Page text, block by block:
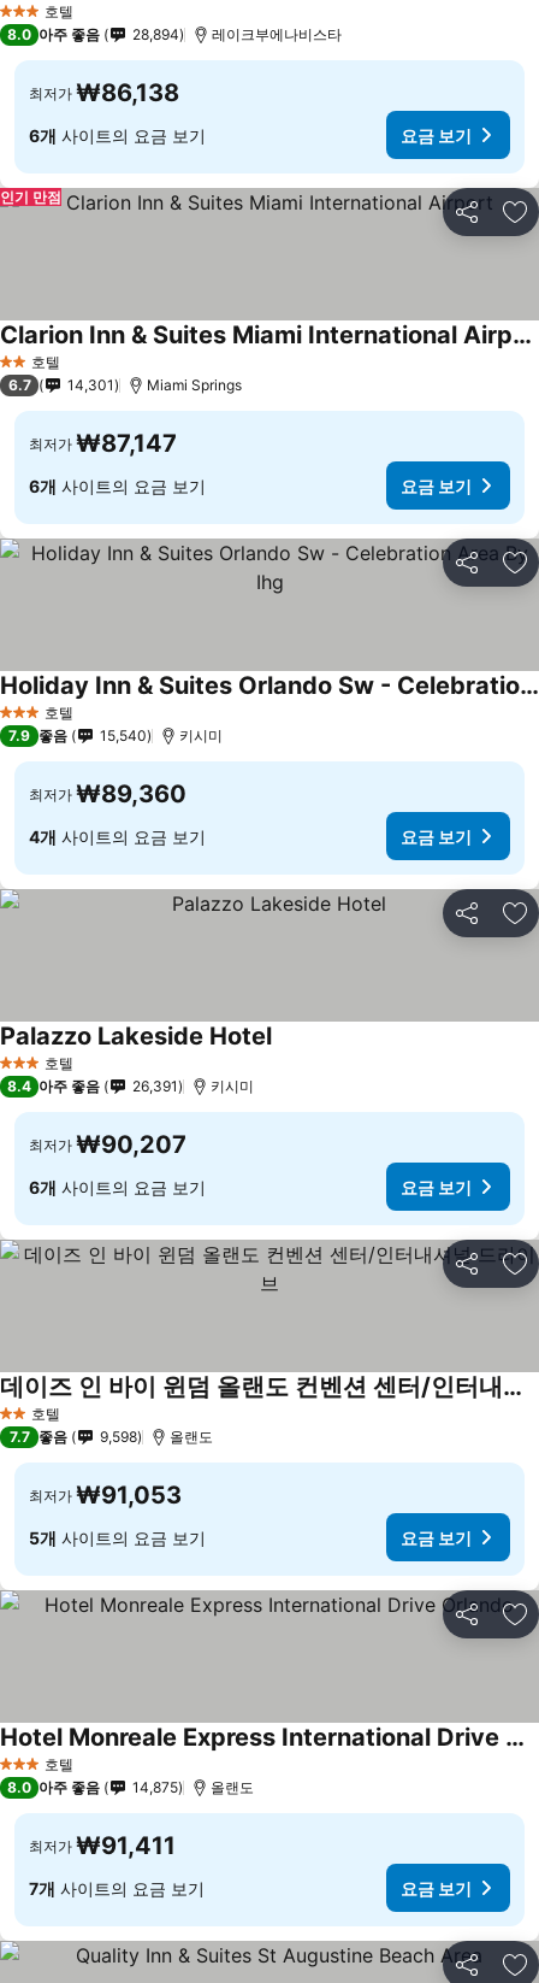
3 성급 호텔
8.0 아주 좋음 28,894 레이크부에나비스타
최저가 ₩86,138
6개 사이트의 요금 보기 요금 보기
공유 즐
인기 만점
2 성급호텔
Clarion Inn & Suites Miami International Airport
6.7 14,301 Miami Springs
최저가 ₩87,147
6개 사이트의 요금 보기 요금 보기
공유 즐
3 성급 호텔
Holiday Inn & Suites Orlando Sw - Celebration Area By Ihg
7.9 좋음 15,540 키시미
최저가 ₩89,360
4개 사이트의 요금 보기 요금 보기
공유 즐
3 성급 호텔
Palazzo Lakeside Hotel
8.4 아주 좋음 26,391 키시미
최저가 ₩90,207
6개 사이트의 요금 보기 요금 보기
공유 즐
2 성급호텔
데이즈 인 바이 윈덤 올랜도 컨벤션 센터/인터내셔널 드라이브
7.7 좋음 9,598 올랜도
최저가 ₩91,053
5개 사이트의 요금 보기 요금 보기
공유 즐
3 성급 호텔
Hotel Monreale Express International Drive Orlando
8.0 아주 좋음 14,875 올랜도
최저가 ₩91,411
7개 사이트의 요금 보기 요금 보기
공유 즐